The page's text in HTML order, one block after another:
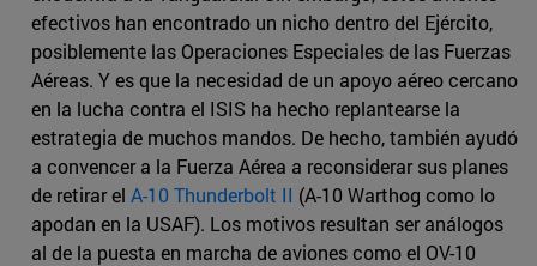
efectivos han encontrado un nicho dentro del Ejército,
posiblemente las Operaciones Especiales de las Fuerzas
Aéreas. Y es que la necesidad de un apoyo aéreo cercano
en la lucha contra el ISIS ha hecho replantearse la
estrategia de muchos mandos. De hecho, también ayudó
a convencer a la Fuerza Aérea a reconsiderar sus planes
de retirar el A-10 Thunderbolt II (A-10 Warthog como lo
apodan en la USAF). Los motivos resultan ser análogos
al de la puesta en marcha de aviones como el OV-10